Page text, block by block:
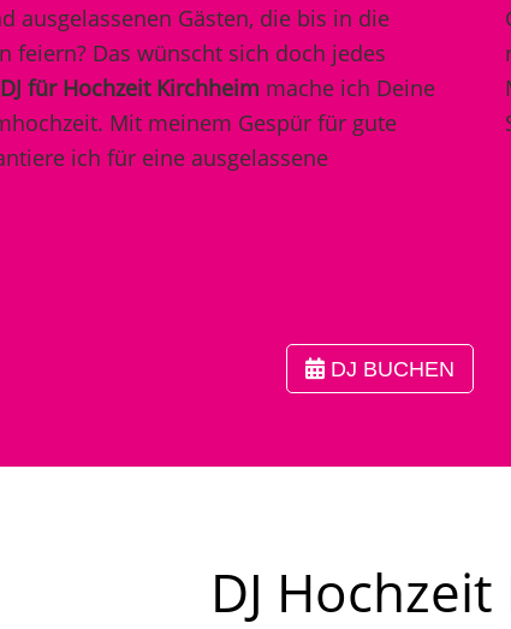
ausgelassenen Gästen, die bis in die
feiern? Das wünscht sich doch jedes
DJ für Hochzeit Kirchheim mache ich Deine
Mit meinem Gespür für gute
ich für eine ausgelassene
DJ BUCHEN
DJ